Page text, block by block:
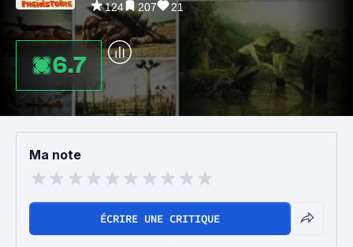
124 207 21
6.7
Ma note
ÉCRIRE UNE CRITIQUE